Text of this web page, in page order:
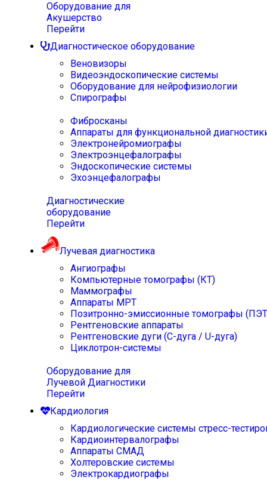
Оборудование для
Акушерство
Перейти
Диагностическое оборудование
Веновизоры
Видеоэндоскопические системы
Оборудование для нейрофизиологии
Спирографы
Фибросканы
Аппараты для функциональной
Электронейромиографы
Электроэнцефалографы
Эндоскопические системы
Эхоэнцефалографы
Диагностические
оборудование
Перейти
Лучевая диагностика
Ангиографы
Компьютерные томографы (КТ)
Маммографы
Аппараты МРТ
Позитронно-эмиссионные томографы
Рентгеновские аппараты
Рентгеновские дуги (С-дуга / U-дуга)
Циклотрон-системы
Оборудование для
Лучевой Диагностики
Перейти
Кардиология
Кардиологические системы стресс-
Кардиоинтервалографы
Аппараты СМАД
Холтеровские системы
Электрокардиографы